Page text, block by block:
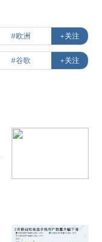
#欧洲 +关注
#谷歌 +关注